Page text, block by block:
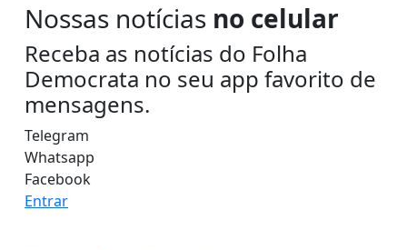
Nossas notícias no celular
Receba as notícias do Folha
Democrata no seu app favorito de
mensagens.
Telegram
Whatsapp
Facebook
Entrar